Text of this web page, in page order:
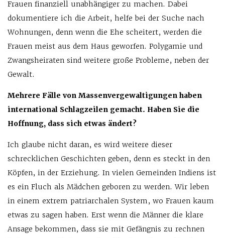
Frauen finanziell unabhängiger zu machen. Dabei
dokumentiere ich die Arbeit, helfe bei der Suche nach
Wohnungen, denn wenn die Ehe scheitert, werden die
Frauen meist aus dem Haus geworfen. Polygamie und
Zwangsheiraten sind weitere große Probleme, neben der
Gewalt.
Mehrere Fälle von Massenvergewaltigungen haben
international Schlagzeilen gemacht. Haben Sie die
Hoffnung, dass sich etwas ändert?
Ich glaube nicht daran, es wird weitere dieser
schrecklichen Geschichten geben, denn es steckt in den
Köpfen, in der Erziehung. In vielen Gemeinden Indiens ist
es ein Fluch als Mädchen geboren zu werden. Wir leben
in einem extrem patriarchalen System, wo Frauen kaum
etwas zu sagen haben. Erst wenn die Männer die klare
Ansage bekommen, dass sie mit Gefängnis zu rechnen